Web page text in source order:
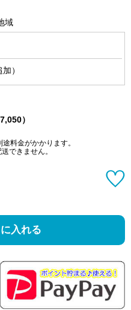
域
）
）
料金がかかります。
できません。
入れる